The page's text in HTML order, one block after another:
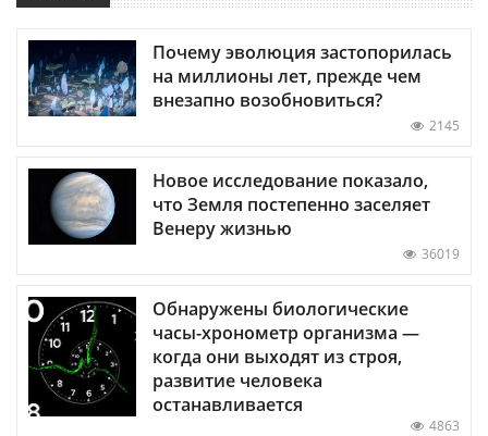
Почему эволюция застопорилась
на миллионы лет, прежде чем
внезапно возобновиться?
2145
Новое исследование показало,
что Земля постепенно заселяет
Венеру жизнью
36019
Обнаружены биологические
часы-хронометр организма —
когда они выходят из строя,
развитие человека
останавливается
4863